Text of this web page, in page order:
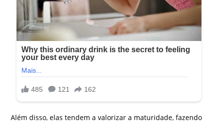
Além disso, elas tendem a valorizar a maturidade, fazendo